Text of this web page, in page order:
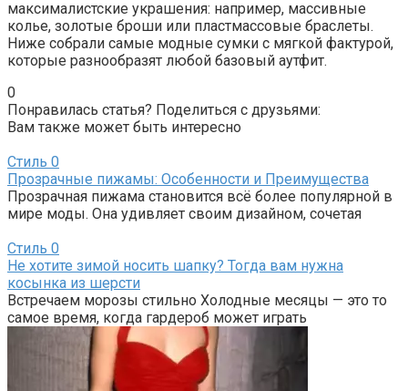
максималистские украшения: например, массивные
колье, золотые броши или пластмассовые браслеты.
Ниже собрали самые модные сумки с мягкой фактурой,
которые разнообразят любой базовый аутфит.
0
Понравилась статья? Поделиться с друзьями:
Вам также может быть интересно
Стиль 0
Прозрачные пижамы: Особенности и Преимущества
Прозрачная пижама становится всё более популярной в
мире моды. Она удивляет своим дизайном, сочетая
Стиль 0
Не хотите зимой носить шапку? Тогда вам нужна
косынка из шерсти
Встречаем морозы стильно Холодные месяцы — это то
самое время, когда гардероб может играть